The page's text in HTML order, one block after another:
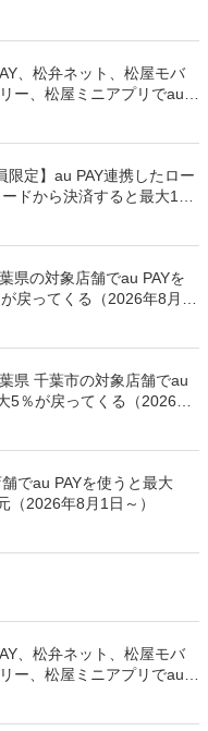
、松弁ネット、松屋モバ
ー、松屋ミニアプリでau
限定】au PAY連携したロー
ドから決済すると最大100
県の対象店舗でau PAYを
戻ってくる（2026年8月7
県 千葉市の対象店舗でau
5％が戻ってくる（2026年
でau PAYを使うと最大
（2026年8月1日～）
、松弁ネット、松屋モバ
ー、松屋ミニアプリでau